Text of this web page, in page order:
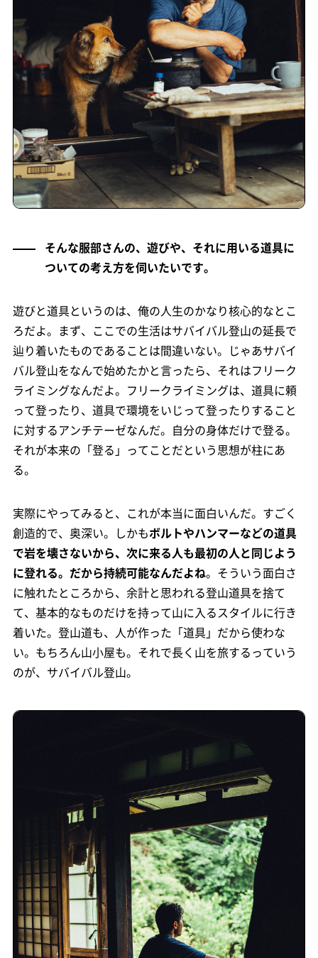
そんな服部さんの、遊びや、それに用いる道具に
ついての考え方を伺いたいです。
遊びと道具というのは、俺の人生のかなり核心的なとこ
ろだよ。まず、ここでの生活はサバイバル登山の延長で
辿り着いたものであることは間違いない。じゃあサバイ
バル登山をなんで始めたかと言ったら、それはフリーク
ライミングなんだよ。フリークライミングは、道具に頼
って登ったり、道具で環境をいじって登ったりすること
に対するアンチテーゼなんだ。自分の身体だけで登る。
それが本来の「登る」ってことだという思想が柱にあ
る。
実際にやってみると、これが本当に面白いんだ。すごく
創造的で、奥深い。しかもボルトやハンマーなどの道具
で岩を壊さないから、次に来る人も最初の人と同じよう
に登れる。だから持続可能なんだよね。そういう面白さ
に触れたところから、余計と思われる登山道具を捨て
て、基本的なものだけを持って山に入るスタイルに行き
着いた。登山道も、人が作った「道具」だから使わな
い。もちろん山小屋も。それで長く山を旅するっていう
のが、サバイバル登山。